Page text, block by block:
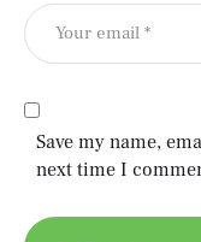
Save my name,
next time I